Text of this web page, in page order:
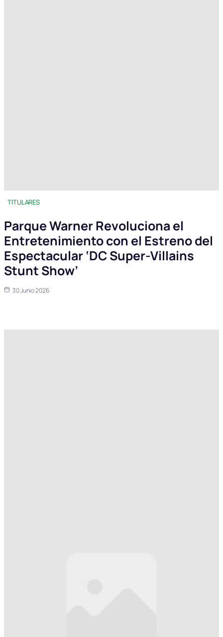
TITULARES
Parque Warner Revoluciona el
Entretenimiento con el Estreno del
Espectacular ‘DC Super-Villains
Stunt Show’
30 Junio 2026